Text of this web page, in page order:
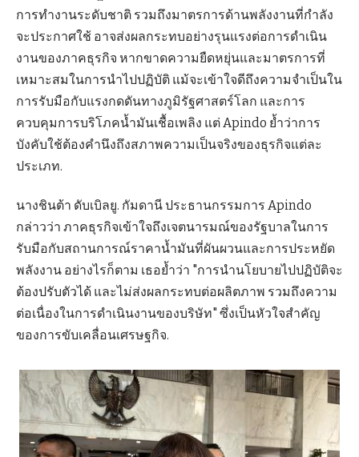
การทำงานระดับชาติ รวมถึงมาตรการด้านพลังงานที่กำลัง
จะประกาศใช้ อาจส่งผลกระทบอย่างรุนแรงต่อการดำเนิน
งานของภาคธุรกิจ หากขาดความยืดหยุ่นและมาตรการที่
เหมาะสมในการนำไปปฏิบัติ แม้จะเข้าใจดีถึงความจำเป็นใน
การรับมือกับแรงกดดันทางภูมิรัฐศาสตร์โลก และการ
ควบคุมการบริโภคน้ำมันเชื้อเพลิง แต่ Apindo ย้ำว่าการ
บังคับใช้ต้องคำนึงถึงสภาพความเป็นจริงของธุรกิจแต่ละ
ประเภท.
นางชินต้า ดับเบิลยู. กัมดานี ประธานกรรมการ Apindo
กล่าวว่า ภาคธุรกิจเข้าใจถึงเจตนารมณ์ของรัฐบาลในการ
รับมือกับสถานการณ์ราคาน้ำมันที่ผันผวนและการประหยัด
พลังงาน อย่างไรก็ตาม เธอย้ำว่า "การนำนโยบายไปปฏิบัติจะ
ต้องปรับตัวได้ และไม่ส่งผลกระทบต่อผลิตภาพ รวมถึงความ
ต่อเนื่องในการดำเนินงานของบริษัท" ซึ่งเป็นหัวใจสำคัญ
ของการขับเคลื่อนเศรษฐกิจ.